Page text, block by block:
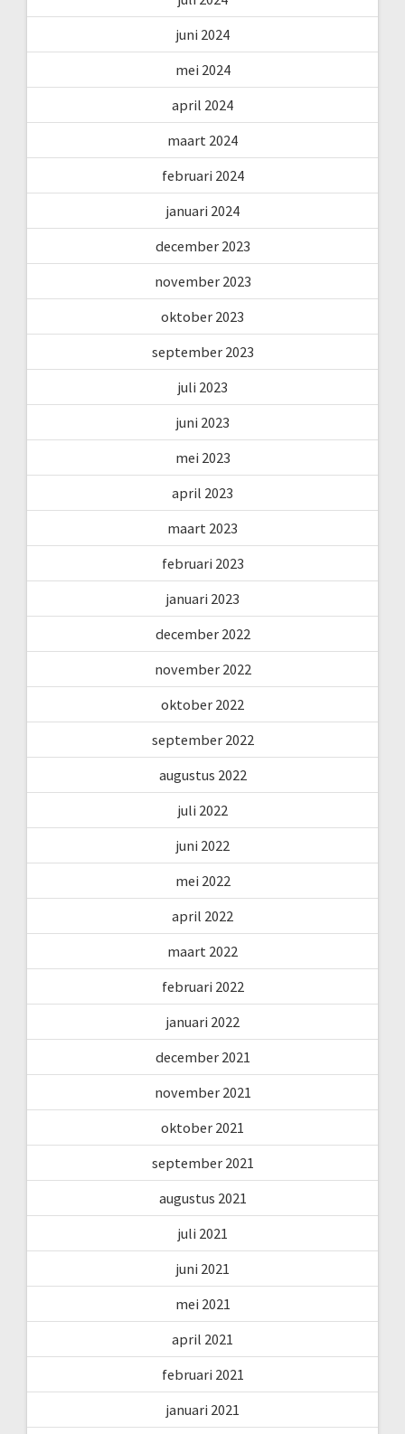
juni 2024
mei 2024
april 2024
maart 2024
februari 2024
januari 2024
december 2023
november 2023
oktober 2023
september 2023
juli 2023
juni 2023
mei 2023
april 2023
maart 2023
februari 2023
januari 2023
december 2022
november 2022
oktober 2022
september 2022
augustus 2022
juli 2022
juni 2022
mei 2022
april 2022
maart 2022
februari 2022
januari 2022
december 2021
november 2021
oktober 2021
september 2021
augustus 2021
juli 2021
juni 2021
mei 2021
april 2021
februari 2021
januari 2021